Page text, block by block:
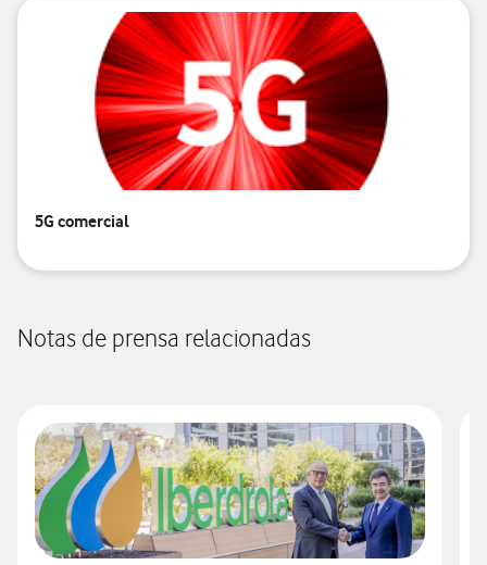
5G comercial
Notas de prensa relacionadas